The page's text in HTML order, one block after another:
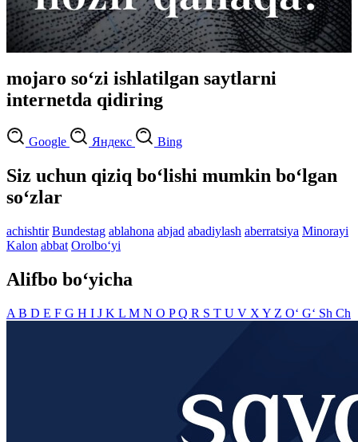
mojaro so‘zi ishlatilgan saytlarni
internetda qidiring
Google Яндекс Bing
Siz uchun qiziq bo‘lishi mumkin bo‘lgan
so‘zlar
achishtir Bundestag ablahona abjad abadiylash aberratsiya Minorayi
Kalon abbat Orolbo‘yi
Alifbo bo‘yicha
A B D E F G H I J K L M N O PQ R S T U V X Y Z O‘ G‘ Sh Ch